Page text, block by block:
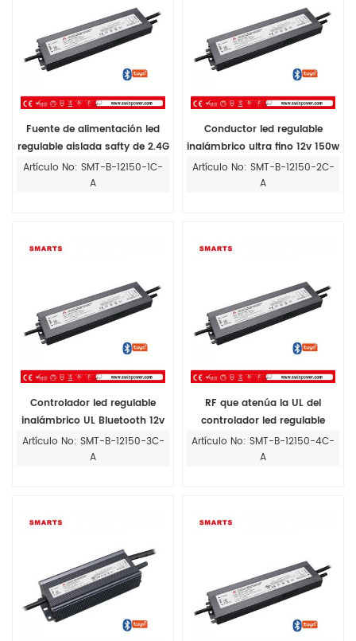
Fuente de alimentación led
regulable aislada safty de 2.4G
Bluetooth 150w 12v 24v 48v
Artículo No: SMT-B-12150-1C-
A
Conductor led regulable
inalámbrico ultra fino 12v 150w
de Bluetooth para luces CCT
Artículo No: SMT-B-12150-2C-
A
Controlador led regulable
inalámbrico UL Bluetooth 12v
150w para tiras de LED RGB
Artículo No: SMT-B-12150-3C-
A
RF que atenúa la UL del
controlador led regulable
inalámbrico 12v 150w de
Bluetooth
Artículo No: SMT-B-12150-4C-
A